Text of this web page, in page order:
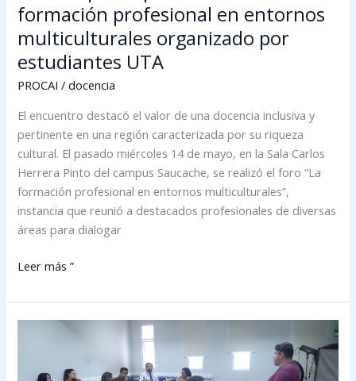
formación profesional en entornos
multiculturales organizado por
estudiantes UTA
PROCAI /docencia
El encuentro destacó el valor de una docencia inclusiva y
pertinente en una región caracterizada por su riqueza
cultural. El pasado miércoles 14 de mayo, en la Sala Carlos
Herrera Pinto del campus Saucache, se realizó el foro “La
formación profesional en entornos multiculturales”,
instancia que reunió a destacados profesionales de diversas
áreas para dialogar
estudiantes
UTA
Leer más ”
jornadas